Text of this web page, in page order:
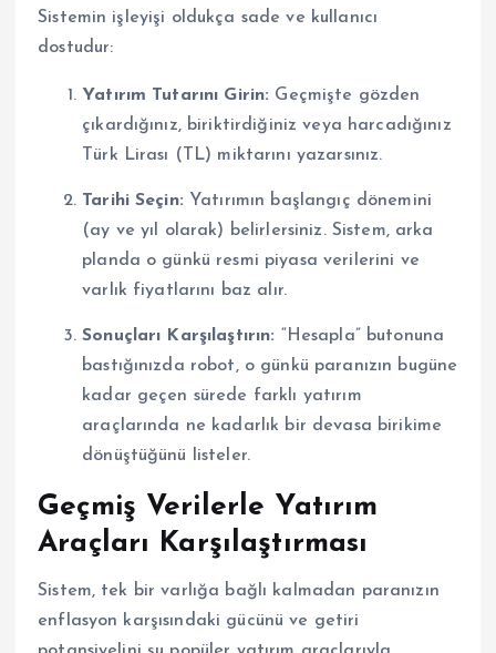
Sistemin işleyişi oldukça sade ve kullanıcı
dostudur:
Yatırım Tutarını Girin: Geçmişte gözden
çıkardığınız, biriktirdiğiniz veya harcadığınız
Türk Lirası (TL) miktarını yazarsınız.
Tarihi Seçin: Yatırımın başlangıç dönemini
(ay ve yıl olarak) belirlersiniz. Sistem, arka
planda o günkü resmi piyasa verilerini ve
varlık fiyatlarını baz alır.
Sonuçları Karşılaştırın: “Hesapla” butonuna
bastığınızda robot, o günkü paranızın bugüne
kadar geçen sürede farklı yatırım
araçlarında ne kadarlık bir devasa birikime
dönüştüğünü listeler.
Geçmiş Verilerle Yatırım
Araçları Karşılaştırması
Sistem, tek bir varlığa bağlı kalmadan paranızın
enflasyon karşısındaki gücünü ve getiri